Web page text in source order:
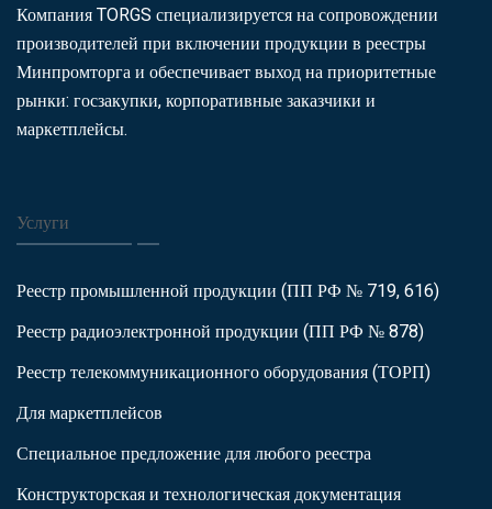
Компания TORGS специализируется на сопровождении
производителей при включении продукции в реестры
Минпромторга и обеспечивает выход на приоритетные
рынки: госзакупки, корпоративные заказчики и
маркетплейсы.
Услуги
Реестр промышленной продукции (ПП РФ № 719, 616)
Реестр радиоэлектронной продукции (ПП РФ № 878)
Реестр телекоммуникационного оборудования (ТОРП)
Для маркетплейсов
Специальное предложение для любого реестра
Конструкторская и технологическая документация